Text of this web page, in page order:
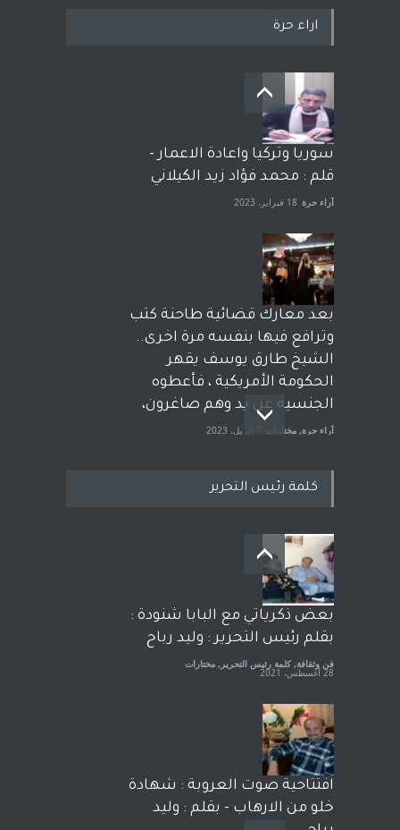
اراء حرة
سوريا وتركيا واعادة الاعمار -
قلم : محمد فؤاد زيد الكيلاني
آراء حرة 18 فبراير، 2023
بعد معارك قضائية طاحنة كتب
وترافع فيها بنفسه مرة اخرى..
الشيخ طارق يوسف يقهر
الحكومة الأمريكية ، فأعطوه
الجنسية عن يد وهم صاغرون،
آراء حرة, مختارات
معاناة زلزال سوريّة تفضح:
زيف ديمقراطية الغرب! قلم :
رشاد أبو شاورآراء حرة ..
آراء حرة 18 فبراير، 2023
كلمة رئيس التحرير
بعض ذكرياتي مع البابا شنودة :
بقلم رئيس التحرير : وليد رباح
فن وثقافة, كلمة رئيس التحرير , مختارات
28 أغسطس، 2021
افتتاحية صوت العروبة : شهادة
خلو من الارهاب - بقلم : وليد